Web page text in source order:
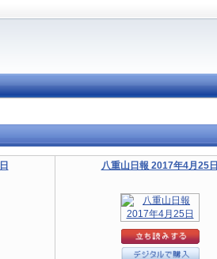
八重山日報 2017年4月25日